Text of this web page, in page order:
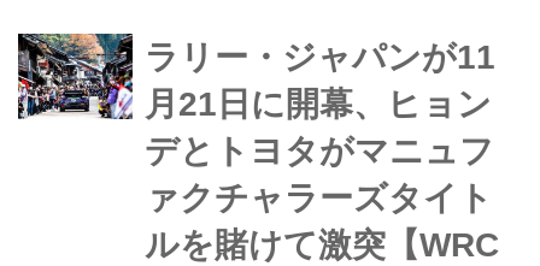
催された。大勢のファンが集うビッグ
イベントへと成長した日本でのWRCイ
ベントは、その「期待」に応えるかの
ようにドラマチックな展開で観客を...
ラリー・ジャパンが11
月21日に開幕、ヒョン
デとトヨタがマニュフ
ァクチャラーズタイト
ルを賭けて激突【WRC